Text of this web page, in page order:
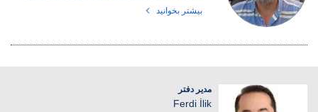
بیشتر بخوانید
مدیر دفتر
Ferdi İlik